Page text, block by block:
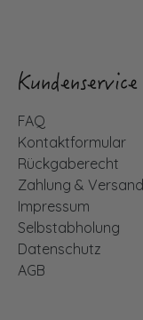
Kundenservice
FAQ
Kontaktformular
Rückgaberecht
Zahlung & Versand
Impressum
Selbstabholung
Datenschutz
AGB